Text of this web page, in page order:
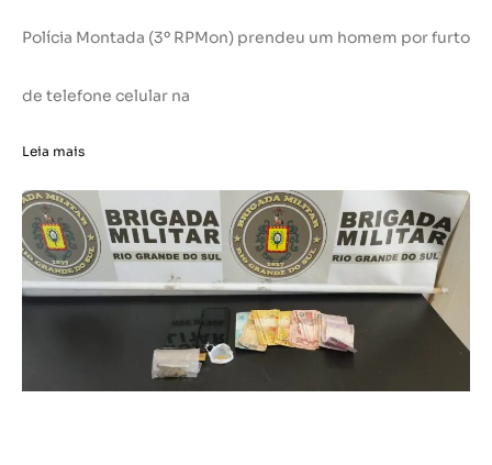
Polícia Montada (3º RPMon) prendeu um homem por furto
de telefone celular na
Leia mais